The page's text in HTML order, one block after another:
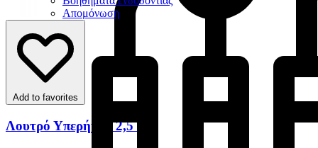
Απομόνωση
Add to favorites
Λουτρό Υπερήχων 2,5 Lt